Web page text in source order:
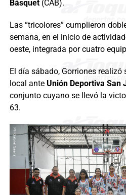
Básquet (CAB).
Las “tricolores” cumplieron
semana, en el inicio de
oeste, integrada por cuatro
El día sábado, Gorriones
local ante Unión Deportiva San
conjunto cuyano se llevó la
63.